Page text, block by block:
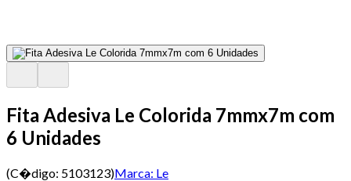
Fita Adesiva Le Colorida 7mmx7m com
6 Unidades
(C�digo: 5103123)Marca: Le